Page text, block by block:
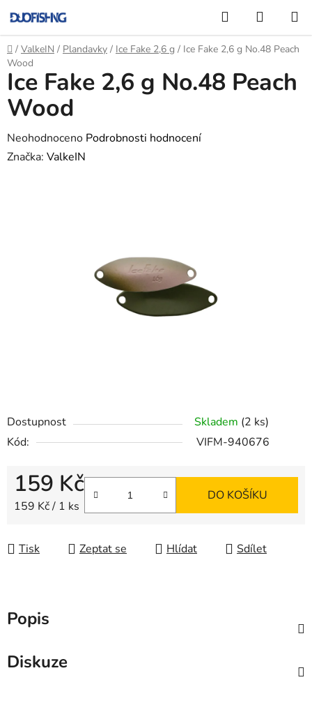
na
obsah
Hledat
KOŠÍK
Domů
/ ValkeIN / Plandavky / Ice Fake 2,6 g / Ice Fake 2,6 g No.48 Peach
Wood
Dostupnost Skladem (2 ks)
Kód:
VIFM-940676
159 Kč
Měrná cena:
159 Kč / 1 ks
DO KOŠÍKU
Tisk Zeptat se Hlídat Sdílet
Ice Fake 2,6 g No.48 Peach
Wood
Průměrné
hodnocení
Neohodnoceno Podrobnosti hodnocení
Značka: ValkeIN
Popis
Diskuze